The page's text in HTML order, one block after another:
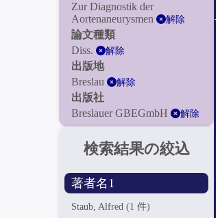
Zur Diagnostik der
Aortenaneurysmen
解除
論文種類
Diss.
解除
出版地
Breslau
解除
出版社
Breslauer GBEGmbH
解除
検索結果の絞込
著者名1
Staub, Alfred(1 件)